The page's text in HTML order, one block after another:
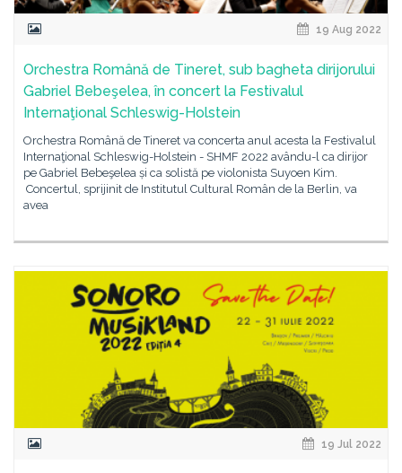
19 Aug 2022
Orchestra Română de Tineret, sub bagheta dirijorului
Gabriel Bebeşelea, în concert la Festivalul
Internaţional Schleswig-Holstein
Orchestra Română de Tineret va concerta anul acesta la Festivalul
Internaţional Schleswig-Holstein - SHMF 2022 avându-l ca dirijor
pe Gabriel Bebeşelea și ca solistă pe violonista Suyoen Kim.
Concertul, sprijinit de Institutul Cultural Român de la Berlin, va
avea
19 Jul 2022